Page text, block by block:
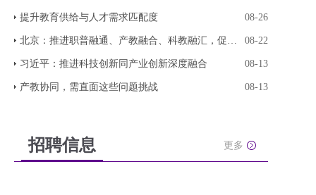
提升教育供给与人才需求匹配度 08-26
北京：推进职普融通、产教融合、科教融汇，促进教 08-22
习近平：推进科技创新同产业创新深度融合 08-13
产教协同，需直面这些问题挑战 08-13
招聘信息 更多